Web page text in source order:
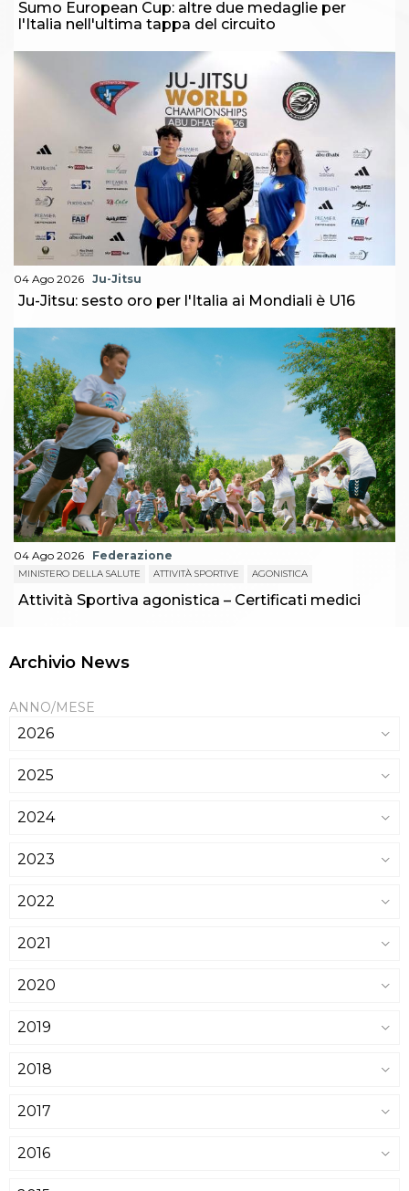
Sumo European Cup: altre due medaglie per
l'Italia nell'ultima tappa del circuito
04 Ago 2026 Ju-Jitsu
Ju-Jitsu: sesto oro per l'Italia ai Mondiali è U16
04 Ago 2026 Federazione
MINISTERO DELLA SALUTE ATTIVITÀ SPORTIVE AGONISTICA
Attività Sportiva agonistica – Certificati medici
Archivio News
ANNO/MESE
2026
2025
2024
2023
2022
2021
2020
2019
2018
2017
2016